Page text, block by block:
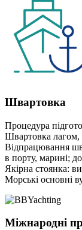
Швартовка
Процедура
Швартовка лагом,
Відпрацювання
в порту, марині;
Якірна стоянка:
Морські основні
Міжнародні